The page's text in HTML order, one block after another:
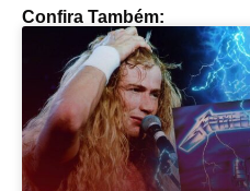
Confira Também: